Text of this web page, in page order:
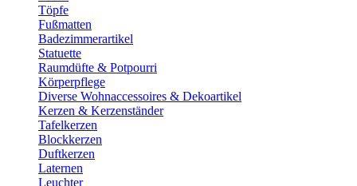
Töpfe
Fußmatten
Badezimmerartikel
Statuette
Raumdüfte & Potpourri
Körperpflege
Diverse Wohnaccessoires & Dekoartikel
Kerzen & Kerzenständer
Tafelkerzen
Blockkerzen
Duftkerzen
Laternen
Leuchter